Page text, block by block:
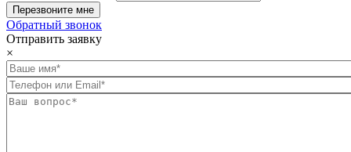
Обратный звонок
Отправить заявку
×